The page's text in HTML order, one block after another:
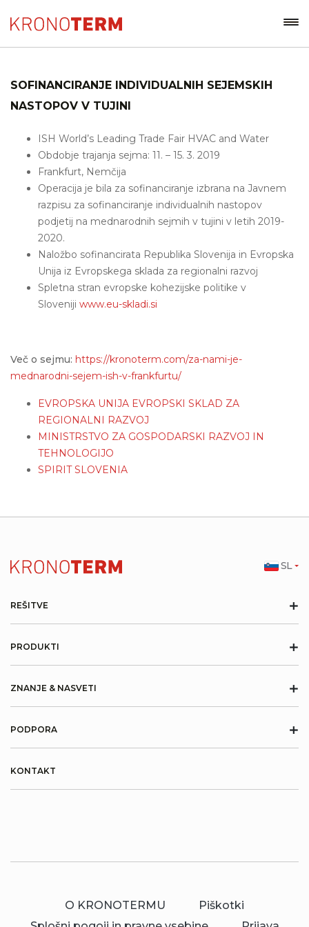
SOFINANCIRANJE INDIVIDUALNIH SEJEMSKIH
NASTOPOV V TUJINI
ISH World’s Leading Trade Fair HVAC and Water
Obdobje trajanja sejma: 11. – 15. 3. 2019
Frankfurt, Nemčija
Operacija je bila za sofinanciranje izbrana na Javnem
razpisu za sofinanciranje individualnih nastopov
podjetij na mednarodnih sejmih v tujini v letih 2019-
2020.
Naložbo sofinancirata Republika Slovenija in Evropska
Unija iz Evropskega sklada za regionalni razvoj
Spletna stran evropske kohezijske politike v
Sloveniji www.eu-skladi.si
Več o sejmu: https://kronoterm.com/za-nami-je-
mednarodni-sejem-ish-v-frankfurtu/
EVROPSKA UNIJA EVROPSKI SKLAD ZA
REGIONALNI RAZVOJ
MINISTRSTVO ZA GOSPODARSKI RAZVOJ IN
TEHNOLOGIJO
SPIRIT SLOVENIA
REŠITVE +
PRODUKTI +
ZNANJE & NASVETI +
PODPORA +
KONTAKT
O KRONOTERMU
Piškotki
SL